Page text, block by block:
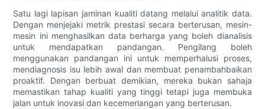
Satu lagi lapisan jaminan kualiti datang melalui analitik data.
Dengan menjejaki metrik prestasi secara berterusan, mesin-
mesin ini menghasilkan data berharga yang boleh dianalisis
untuk mendapatkan pandangan. Pengilang boleh
menggunakan pandangan ini untuk memperhalusi proses,
mendiagnosis isu lebih awal dan membuat penambahbaikan
proaktif. Dengan berbuat demikian, mereka bukan sahaja
memastikan tahap kualiti yang tinggi tetapi juga membuka
jalan untuk inovasi dan kecemerlangan yang berterusan.